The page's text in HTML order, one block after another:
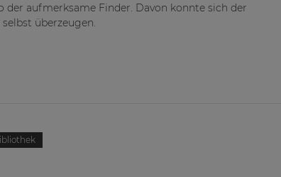
der aufmerksame Finder. Davon konnte sich der
überzeugen.